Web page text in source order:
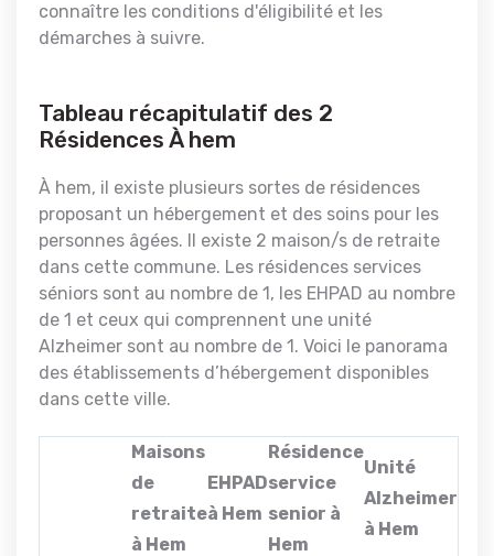
connaître les conditions d'éligibilité et les
démarches à suivre.
Tableau récapitulatif des 2
Résidences À hem
À hem, il existe plusieurs sortes de résidences
proposant un hébergement et des soins pour les
personnes âgées. Il existe 2 maison/s de retraite
dans cette commune. Les résidences services
séniors sont au nombre de 1, les EHPAD au nombre
de 1 et ceux qui comprennent une unité
Alzheimer sont au nombre de 1. Voici le panorama
des établissements d’hébergement disponibles
dans cette ville.
Maisons
de
retraite
à Hem
EHPAD
à Hem
Résidence
service
senior à
Hem
Unité
Alzheimer
à Hem